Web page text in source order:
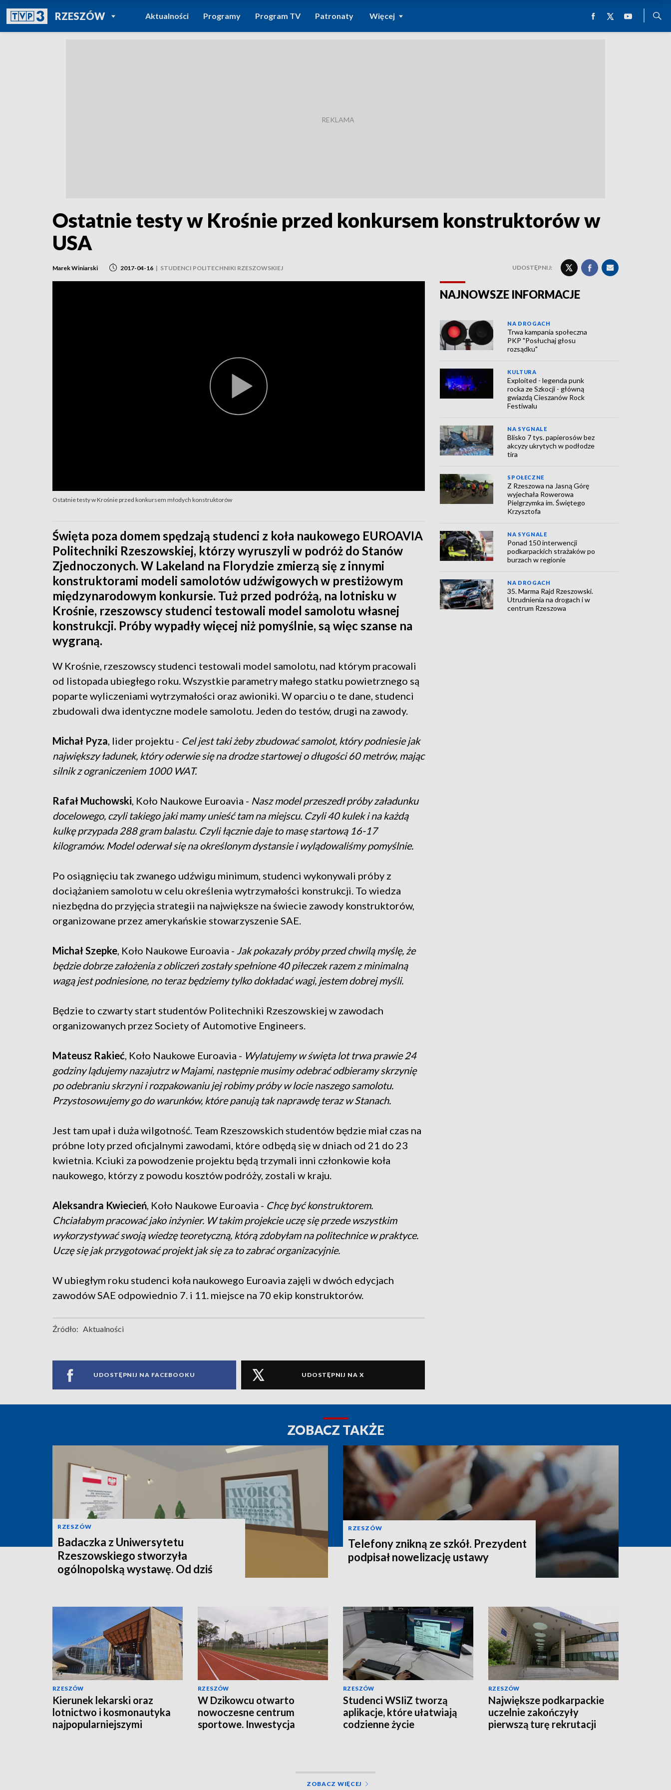
RZESZÓWPOWRÓT DO
TVP REGIONY
Aktualności Programy Program TV Patronaty Więcej
Ostatnie testy w Krośnie przed konkursem konstruktorów w
USA
Marek Winiarski 2017-04-16 | STUDENCI POLITECHNIKI RZESZOWSKIEJ UDOSTĘPNIJ:
Ostatnie testy w Krośnie przed konkursem młodych konstruktorów
Święta poza domem spędzają studenci z koła naukowego EUROAVIA
Politechniki Rzeszowskiej, którzy wyruszyli w podróż do Stanów
Zjednoczonych. W Lakeland na Florydzie zmierzą się z innymi
konstruktorami modeli samolotów udźwigowych w prestiżowym
międzynarodowym konkursie. Tuż przed podróżą, na lotnisku w
Krośnie, rzeszowscy studenci testowali model samolotu własnej
konstrukcji. Próby wypadły więcej niż pomyślnie, są więc szanse na
wygraną.
W Krośnie, rzeszowscy studenci testowali model samolotu, nad którym pracowali
od listopada ubiegłego roku. Wszystkie parametry małego statku powietrznego są
poparte wyliczeniami wytrzymałości oraz awioniki. W oparciu o te dane, studenci
zbudowali dwa identyczne modele samolotu. Jeden do testów, drugi na zawody.
Michał Pyza , lider projektu - Cel jest taki żeby zbudować samolot, który podniesie jak
największy ładunek, który oderwie się na drodze startowej o długości 60 metrów, mając
silnik z ograniczeniem 1000 WAT.
Rafał Muchowski , Koło Naukowe Euroavia - Nasz model przeszedł próby załadunku
docelowego, czyli takiego jaki mamy unieść tam na miejscu. Czyli 40 kulek i na każdą
kulkę przypada 288 gram balastu. Czyli łącznie daje to masę startową 16-17
kilogramów. Model oderwał się na określonym dystansie i wylądowaliśmy pomyślnie.
Po osiągnięciu tak zwanego udźwigu minimum, studenci wykonywali próby z
dociążaniem samolotu w celu określenia wytrzymałości konstrukcji. To wiedza
niezbędna do przyjęcia strategii na największe na świecie zawody konstruktorów,
organizowane przez amerykańskie stowarzyszenie SAE.
Michał Szepke , Koło Naukowe Euroavia - Jak pokazały próby przed chwilą myślę, że
będzie dobrze założenia z obliczeń zostały spełnione 40 piłeczek razem z minimalną
wagą jest podniesione, no teraz będziemy tylko dokładać wagi, jestem dobrej myśli.
Będzie to czwarty start studentów Politechniki Rzeszowskiej w zawodach
organizowanych przez Society of Automotive Engineers.
Mateusz Rakieć , Koło Naukowe Euroavia - Wylatujemy w święta lot trwa prawie 24
godziny lądujemy nazajutrz w Majami, następnie musimy odebrać odbieramy skrzynię
po odebraniu skrzyni i rozpakowaniu jej robimy próby w locie naszego samolotu.
Przystosowujemy go do warunków, które panują tak naprawdę teraz w Stanach.
Jest tam upał i duża wilgotność. Team Rzeszowskich studentów będzie miał czas na
próbne loty przed oficjalnymi zawodami, które odbędą się w dniach od 21 do 23
kwietnia. Kciuki za powodzenie projektu będą trzymali inni członkowie koła
naukowego, którzy z powodu kosztów podróży, zostali w kraju.
Aleksandra Kwiecień , Koło Naukowe Euroavia - Chcę być konstruktorem.
Chciałabym pracować jako inżynier. W takim projekcie uczę się przede wszystkim
wykorzystywać swoją wiedzę teoretyczną, którą zdobyłam na politechnice w praktyce.
Uczę się jak przygotować projekt jak się za to zabrać organizacyjnie.
W ubiegłym roku studenci koła naukowego Euroavia zajęli w dwóch edycjach
zawodów SAE odpowiednio 7. i 11. miejsce na 70 ekip konstruktorów.
Źródło: Aktualności
UDOSTĘPNIJ NA FACEBOOKU UDOSTĘPNIJ NA X
NAJNOWSZE INFORMACJE
NA DROGACH
Trwa kampania społeczna
PKP "Posłuchaj głosu
rozsądku"
KULTURA
Exploited - legenda punk
rocka ze Szkocji - główną
gwiazdą Cieszanów Rock
Festiwalu
NA SYGNALE
Blisko 7 tys. papierosów bez
akcyzy ukrytych w podłodze
tira
SPOŁECZNE
Z Rzeszowa na Jasną Górę
wyjechała Rowerowa
Pielgrzymka im. Świętego
Krzysztofa
NA SYGNALE
Ponad 150 interwencji
podkarpackich strażaków po
burzach w regionie
NA DROGACH
35. Marma Rajd Rzeszowski.
Utrudnienia na drogach i w
centrum Rzeszowa
ZOBACZ TAKŻE
RZESZÓW
Badaczka z Uniwersytetu
Rzeszowskiego stworzyła
ogólnopolską wystawę. Od dziś
RZESZÓW
Telefony znikną ze szkół. Prezydent
podpisał nowelizację ustawy
RZESZÓW
Kierunek lekarski oraz
lotnictwo i kosmonautyka
najpopularniejszymi
RZESZÓW
W Dzikowcu otwarto
nowoczesne centrum
sportowe. Inwestycja
RZESZÓW
Studenci WSIiZ tworzą
aplikacje, które ułatwiają
codzienne życie
RZESZÓW
Największe podkarpackie
uczelnie zakończyły
pierwszą turę rekrutacji
ZOBACZ WIĘCEJ